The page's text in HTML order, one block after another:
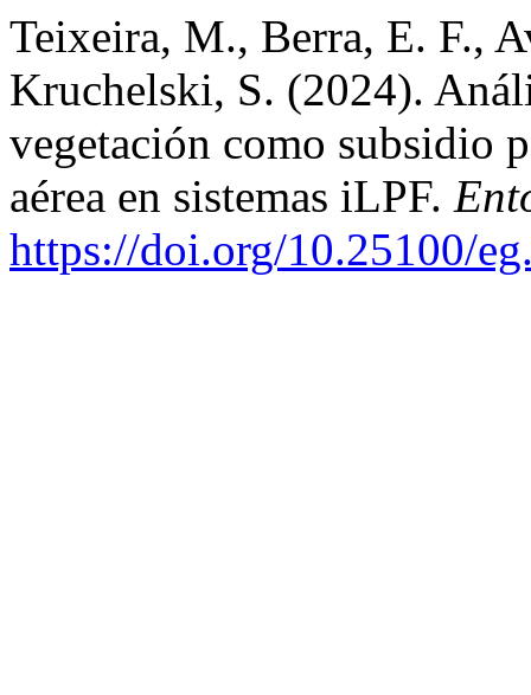
Teixeira, M., Berra, E. F.,
Kruchelski, S. (2024).
vegetación como subsidio
aérea en sistemas iLPF.
https://doi.org/10.25100/